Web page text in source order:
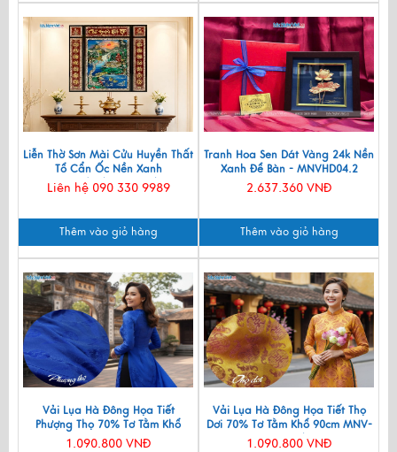
Liễn Thờ Sơn Mài Cửu Huyền Thất
Tổ Cẩn Ốc Nền Xanh
107x107(cm) SMA195/107
Liên hệ 090 330 9989
Thêm vào giỏ hàng
Tranh Hoa Sen Dát Vàng 24k Nền
Xanh Để Bàn - MNVHD04.2
2.637.360 VNĐ
Thêm vào giỏ hàng
Vải Lụa Hà Đông Họa Tiết
Phượng Thọ 70% Tơ Tằm Khổ
90cm MNV-LNL131
1.090.800 VNĐ
Vải Lụa Hà Đông Họa Tiết Thọ
Dơi 70% Tơ Tằm Khổ 90cm MNV-
LTA11/1
1.090.800 VNĐ